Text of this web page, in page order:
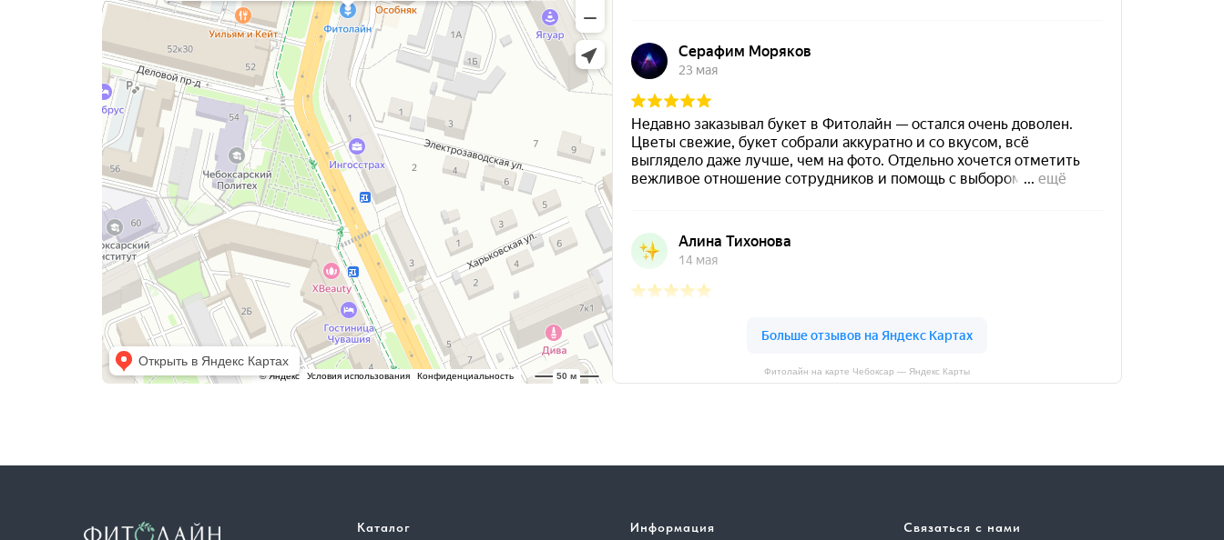
Фитолайн на карте Чебоксар — Яндекс Карты
Каталог Информация Связаться с нами